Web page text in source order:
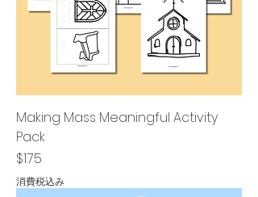
Making Mass Meaningful Activity
Pack
価格
$1.75
消費税込み